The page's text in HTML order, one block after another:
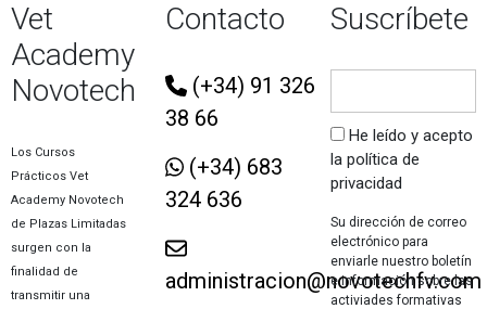
Vet
Academy
Novotech
Los Cursos
Prácticos Vet
Academy Novotech
de Plazas Limitadas
surgen con la
finalidad de
transmitir una
Contacto
(+34) 91 326
38 66
(+34) 683
324 636
administracion@novotechfv.com
Suscríbete
He leído y acepto
la política de
privacidad
Su dirección de correo
electrónico para
enviarle nuestro boletín
e información sobre las
activiades formativas